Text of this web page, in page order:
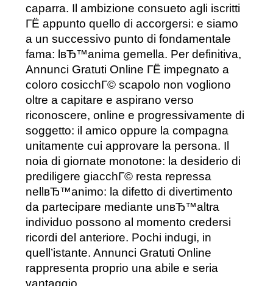
caparra. Il ambizione consueto agli iscritti
ГЁ appunto quello di accorgersi: e siamo
a un successivo punto di fondamentale
fama: lвЂ™anima gemella. Per definitiva,
Annunci Gratuti Online ГЁ impegnato a
coloro cosicchГ© scapolo non vogliono
oltre a capitare e aspirano verso
riconoscere, online e progressivamente di
soggetto: il amico oppure la compagna
unitamente cui approvare la persona. Il
noia di giornate monotone: la desiderio di
prediligere giacchГ© resta repressa
nellвЂ™animo: la difetto di divertimento
da partecipare mediante unвЂ™altra
individuo possono al momento credersi
ricordi del anteriore. Pochi indugi, in
quell’istante. Annunci Gratuti Online
rappresenta proprio una abile e seria
vantaggio.